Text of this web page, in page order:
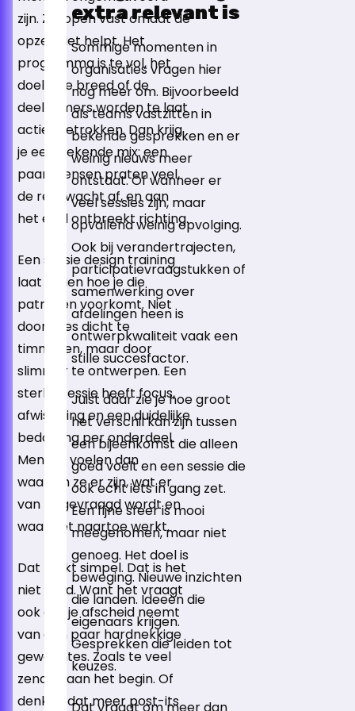
zijn. Ze lopen vast omdat de
opzet niet helpt. Het
programma is te vol, het
doel is te breed of de
deelnemers worden te laat
actief betrokken. Dan krijg
je een bekende mix: een
paar mensen praten veel,
de rest wacht af, en aan
het eind ontbreekt richting.
Een sessie design training
laat je zien hoe je die
patronen voorkomt. Niet
door alles dicht te
timmeren, maar door
slimmer te ontwerpen. Een
sterke sessie heeft focus,
afwisseling en een duidelijke
bedoeling per onderdeel.
Mensen voelen dan
waarom ze er zijn, wat er
van ze gevraagd wordt en
waar het naartoe werkt.
Dat klinkt simpel. Dat is het
niet altijd. Want het vraagt
ook dat je afscheid neemt
van een paar hardnekkige
gewoontes. Zoals te veel
zenden aan het begin. Of
denken dat meer post-its
extra relevant is
Sommige momenten in
organisaties vragen hier
nog meer om. Bijvoorbeeld
als teams vastzitten in
bekende gesprekken en er
weinig nieuws meer
ontstaat. Of wanneer er
veel sessies zijn, maar
opvallend weinig opvolging.
Ook bij verandertrajecten,
participatievraagstukken of
samenwerking over
afdelingen heen is
ontwerpkwaliteit vaak een
stille succesfactor.
Juist daar zie je hoe groot
het verschil kan zijn tussen
een bijeenkomst die alleen
goed voelt en een sessie die
ook echt iets in gang zet.
Een fijne sfeer is mooi
meegenomen, maar niet
genoeg. Het doel is
beweging. Nieuwe inzichten
die landen. Ideeën die
eigenaars krijgen.
Gesprekken die leiden tot
keuzes.